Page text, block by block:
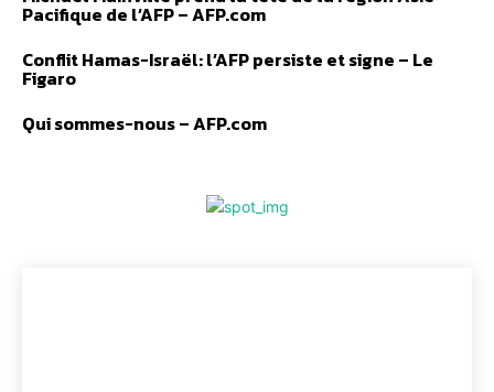
Pacifique de l’AFP – AFP.com
Conflit Hamas-Israël: l’AFP persiste et signe – Le
Figaro
Qui sommes-nous – AFP.com